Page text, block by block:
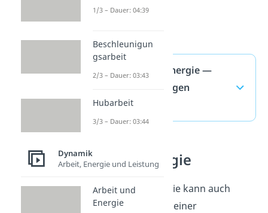
Potentielle Energie —
häufigste Fragen
(ausklappen)
Spannenergie
Potentielle Energie kann auch
beispielsweise in einer
1/3 – Dauer: 04:39
Beschleunigun
gsarbeit
2/3 – Dauer: 03:43
Hubarbeit
3/3 – Dauer: 03:44
Dynamik
Arbeit, Energie und Leistung
Arbeit und
Energie